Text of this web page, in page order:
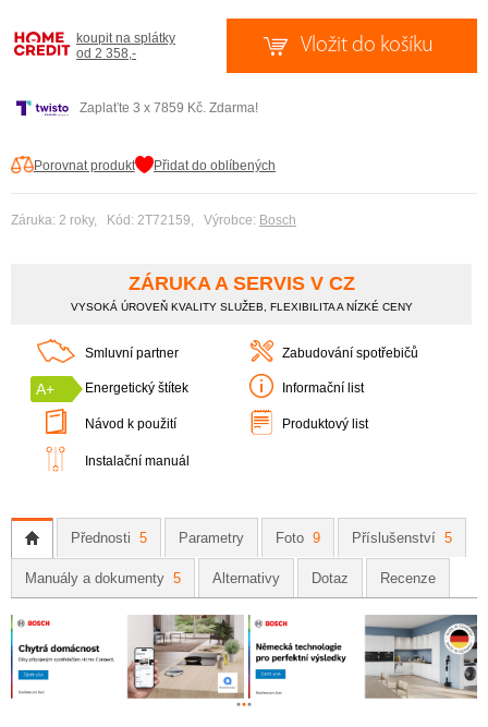
koupit na splátky
od 2 358,-
Zaplaťte 3 x 7859 Kč. Zdarma!
Porovnat produkt Přidat do oblíbených
Záruka: 2 roky, Kód: 2T72159, Výrobce: Bosch
ZÁRUKA A SERVIS V CZ
VYSOKÁ ÚROVEŇ KVALITY SLUŽEB, FLEXIBILITA A NÍZKÉ CENY
Smluvní partner Zabudování spotřebičů
A+ Energetický štítek Informační list
Návod k použití Produktový list
Instalační manuál
Přednosti 5 Parametry Foto 9 Příslušenství 5
Manuály a dokumenty 5 Alternativy Dotaz Recenze